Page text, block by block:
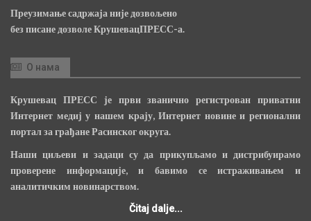
Преузимање садржаја није дозвољено
без писане дозволе КрушевацПРЕСС-а.
О нама
Крушевац ПРЕСС је први званично регистрован приватни
Интернет медиј у нашем крају, Интернет новине и регионални
портал за грађане Расинског округа.
Наши циљеви и задаци су да прикупљамо и дистрибуирамо
проверене информације, и бавимо се истраживањем и
аналитичким новинарством.
Čitaj dalje...